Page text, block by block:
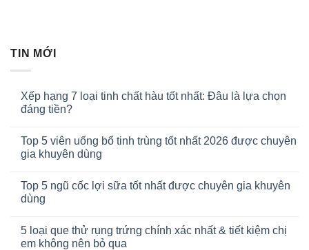
TIN MỚI
Xếp hạng 7 loại tinh chất hàu tốt nhất: Đâu là lựa chọn
đáng tiền?
Top 5 viên uống bổ tinh trùng tốt nhất 2026 được chuyên
gia khuyên dùng
Top 5 ngũ cốc lợi sữa tốt nhất được chuyên gia khuyên
dùng
5 loại que thử rụng trứng chính xác nhất & tiết kiệm chị
em không nên bỏ qua